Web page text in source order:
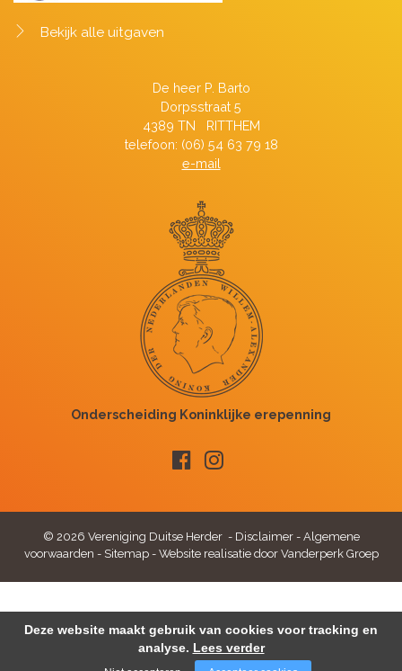
Bekijk alle uitgaven
De heer P. Barto
Dorpsstraat 5
4389 TN RITTHEM
telefoon: (06) 54 63 79 18
e-mail
© 2026 Vereniging Duitse Herder - Disclaimer- Algemene
voorwaarden - Sitemap- Website realisatie door Vanderperk Groep
Deze website maakt gebruik van cookies voor tracking en
analyse. Lees verder